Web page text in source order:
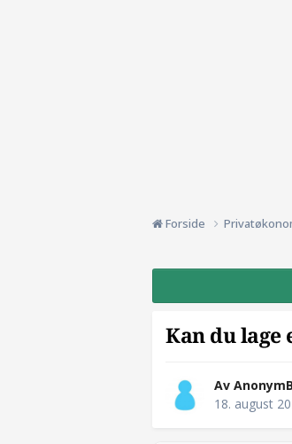
Forside
Kan du
Av
18. august